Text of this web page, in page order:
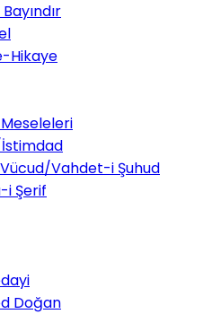
Hikaye
Vahdet-i Şuhud
i Şerif
Doğan